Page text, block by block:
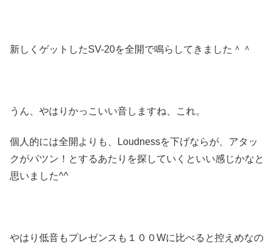
新しくゲットしたSV-20を全開で鳴らしてきました＾＾
うん、やはりかっこいい音しますね、これ。
個人的には全開よりも、Loudnessを下げならが、アタッ
クがパツン！とするあたりを探していくといい感じかなと
思いました^^
やはり低音もプレゼンスも１００Wに比べると控えめなの